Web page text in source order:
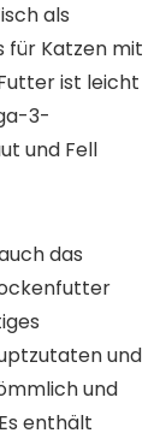
als
für Katzen mit
ist leicht
3-
und Fell
das
und
und
enthält